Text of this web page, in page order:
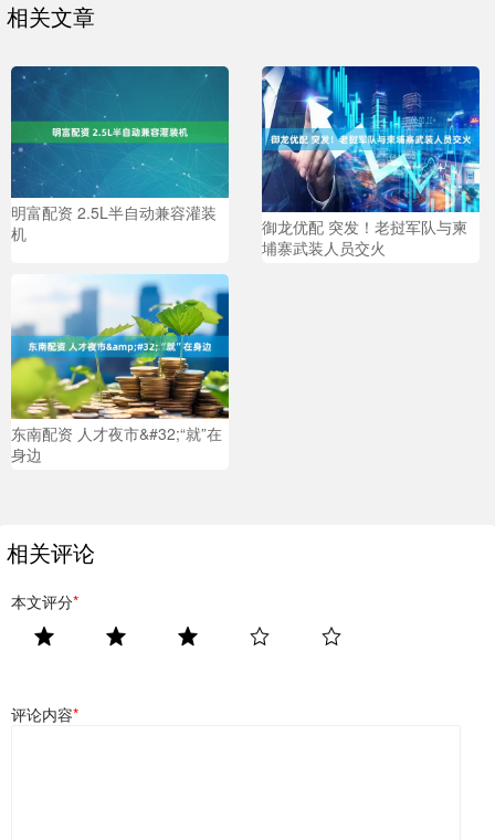
相关文章
明富配资 2.5L半自动兼容灌装
机
御龙优配 突发！老挝军队与柬
埔寨武装人员交火
东南配资 人才夜市&#32;“就”在
身边
相关评论
本文评分*
评论内容*